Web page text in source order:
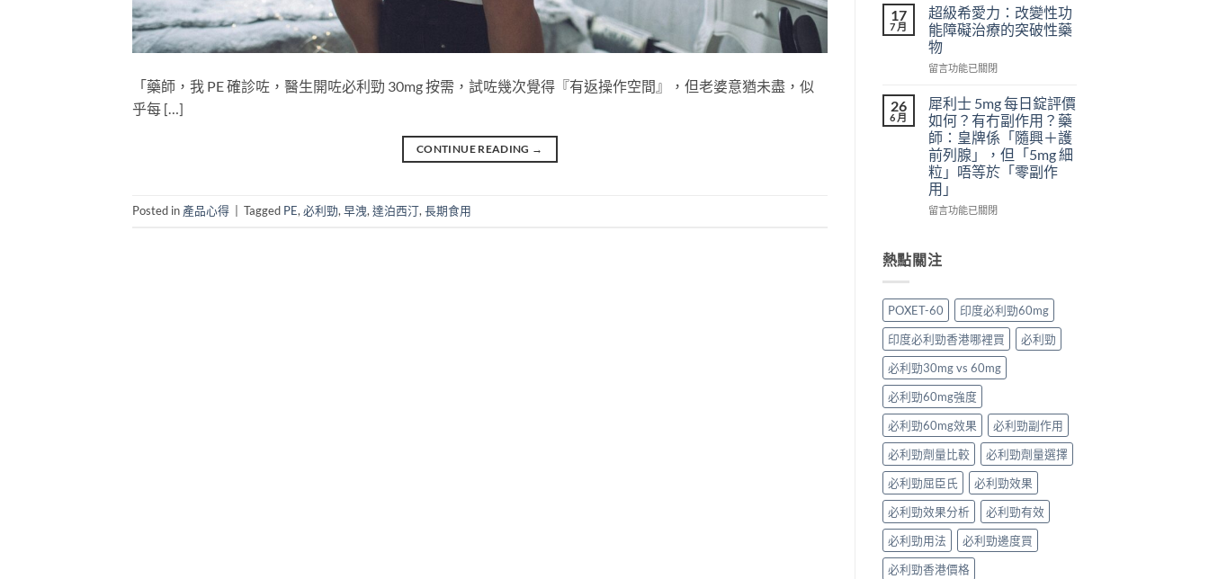
「藥師，我 PE 確診咗，醫生開咗必利勁 30mg 按需，試咗幾次覺得『有返操作空間』，但老婆意猶未盡，似
乎每 […]
CONTINUE READING →
Posted in 產品心得 Tagged PE, 必利勁, 早洩, 達泊西汀, 長期食用
例、
醫
學
風
險
聰
明
替
代
方
案
一
次
中
麼
辦？
3
分
鐘
緩
法
＋
預
防
再
發，
完
略
一
看〉
中
次
吃
兩
粒
威
鋼
有
什
麼
危
害：
從
劑
作
用
死
線
的
完
整
拆
解〉
中
17
7 月
超級希愛力：改變性功
能障礙治療的突破性藥
物
在
級
希
愛
力：
改
變
性
功
礙
治
的
突
破
性
藥
物〉
中
留言功能已關閉
26
6 月
犀利士 5mg 每日錠評價
如何？有冇副作用？藥
師：皇牌係「隨興＋護
前列腺」，但「5mg 細
粒」唔等於「零副作
用」
在
士
5mg
日
錠
評
價
如
何？
有
冇
副
作
用？
藥
師：
皇
牌
係
「隨
興
＋
留言功能已關閉
熱點關注
POXET-60
印度必利勁60mg
印度必利勁香港哪裡買
必利勁
必利勁30mg vs 60mg
必利勁60mg強度
必利勁60mg效果
必利勁副作用
必利勁劑量比較
必利勁劑量選擇
必利勁屈臣氏
必利勁效果
必利勁效果分析
必利勁有效
必利勁用法
必利勁邊度買
必利勁香港價格